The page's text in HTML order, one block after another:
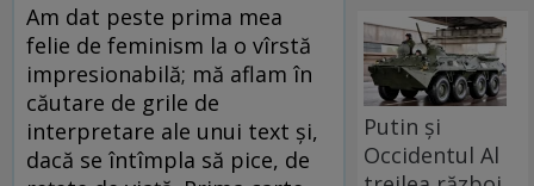
Am dat peste prima mea
felie de feminism la o vîrstă
impresionabilă; mă aflam în
căutare de grile de
interpretare ale unui text şi,
dacă se întîmpla să pice, de
Putin și
Occidentul Al